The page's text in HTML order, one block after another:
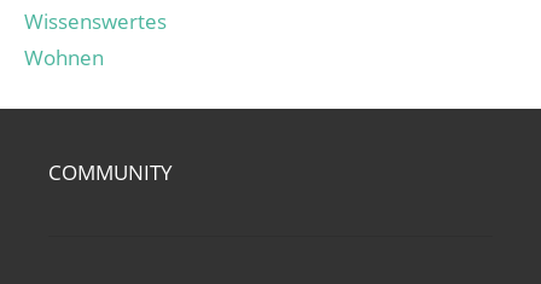
Wissenswertes
Wohnen
COMMUNITY